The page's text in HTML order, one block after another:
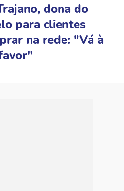
dona do
para clientes
na rede: "Vá à